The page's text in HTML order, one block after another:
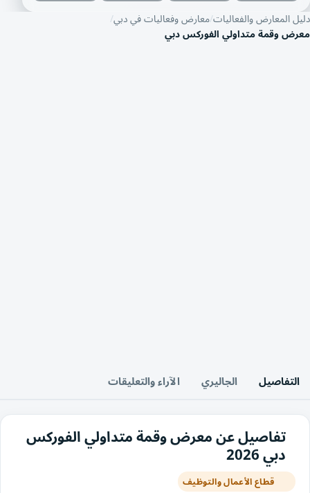
دليل المعارض والفعالياتمعارض وفعاليات في دبي
معرض وقمة متداولي الفوركس دبي
التفاصيل الجاليري الآراء والتعليقات
تفاصيل عن معرض وقمة متداولي الفوركس
دبي 2026
قطاع الأعمال والتوظيف